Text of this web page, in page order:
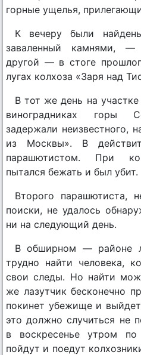
горные ущелья,
К вечеру были
заваленный камнями, —
другой — в стоге
лугах колхоза «Заря над
В тот же день на
виноградниках горы
задержали неизвестного,
из Москвы». В
парашютистом. При
пытался бежать и был убит.
Второго парашютиста,
поиски, не удалось
ни на следующий день.
В обширном — районе
трудно найти человека,
свои следы. Но найти
же лазутчик бесконечно
покинет убежище и
это должно случиться не
в воскресенье утром
пойдут и поедут